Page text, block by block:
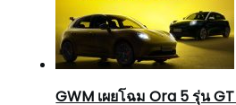
GWM เผยโฉม Ora 5 รุ่น